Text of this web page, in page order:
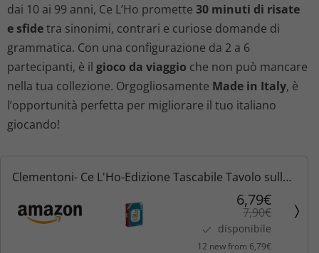
r
i
g
i
a
t
t
u
a
e
dai 10 ai 99 anni, Ce L’Ho promette 30 minuti di risate
e sfidetra sinonimi, contrari e curiose domande di
grammatica. Con una configurazione da 2 a 6
partecipanti, è il gioco da viaggio che non può mancare
nella tua collezione. Orgogliosamente Made in Italy, è
l’opportunità perfetta per migliorare il tuo italiano
giocando!
Clementoni- Ce L'Ho-Edizione Tascabile Tavolo sulla
Lingua Italiana, Gioco di società Adulti, 2-6 Giocatori-
Made in Italy, Colore, 16773
6,79€
7,90€
disponibile
12 new from 6,79€